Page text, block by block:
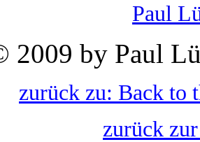
Paul
2009 by Paul
zurück zu: Back to
zurück